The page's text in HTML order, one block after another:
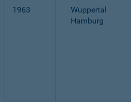
1963
Wuppertal
Hamburg